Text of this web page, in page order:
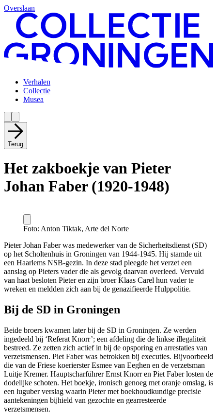
Overslaan
Verhalen
Collectie
Musea
Terug
Het zakboekje van Pieter
Johan Faber (1920-1948)
Foto: Anton Tiktak, Arte del Norte
Pieter Johan Faber was medewerker van de Sicherheitsdienst (SD)
op het Scholtenhuis in Groningen van 1944-1945. Hij stamde uit
een Haarlems NSB-gezin. In deze stad pleegde het verzet een
aanslag op Pieters vader die als gevolg daarvan overleed. Vervuld
van haat besloten Pieter en zijn broer Klaas Carel hun vader te
wreken en meldden zich aan bij de genazifieerde Hulppolitie.
Bij de SD in Groningen
Beide broers kwamen later bij de SD in Groningen. Ze werden
ingedeeld bij ‘Referat Knorr’; een afdeling die de linkse illegaliteit
bestreed. Ze zetten zich actief in bij de opsporing en arrestaties van
verzetsmensen. Piet Faber was betrokken bij executies. Bijvoorbeeld
die van de Friese koerierster Esmee van Eeghen en de verzetsman
Luitje Kremer. Hauptscharführer Ernst Knorr en Piet Faber losten de
dodelijke schoten. Het boekje, ironisch genoeg met oranje omslag, is
een luguber verslag waarin Pieter met boekhoudkundige precisie
aantekeningen bijhield van gezochte en gearresteerde
verzetsmensen.